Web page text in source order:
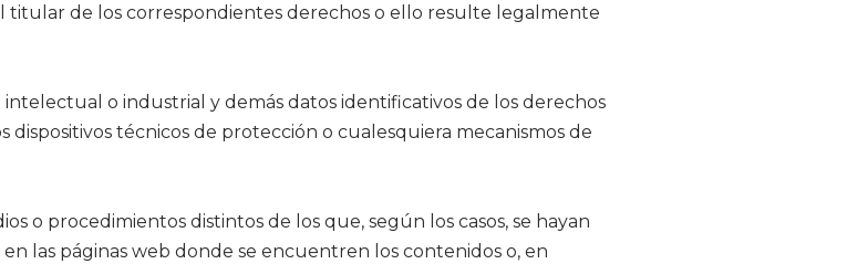
titular de los correspondientes derechos o ello resulte legalmente
o industrial y demás datos identificativos de los derechos
dispositivos técnicos de protección o cualesquiera mecanismos de
o procedimientos distintos de los que, según los casos, se hayan
las páginas web donde se encuentren los contenidos o, en